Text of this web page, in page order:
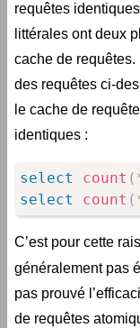
requêtes
littérales ont deux
cache de requêtes.
des requêtes ci-
le cache de
identiques :
select count (
select
count (
C’est pour cette
généralement pas
pas prouvé
de requêtes